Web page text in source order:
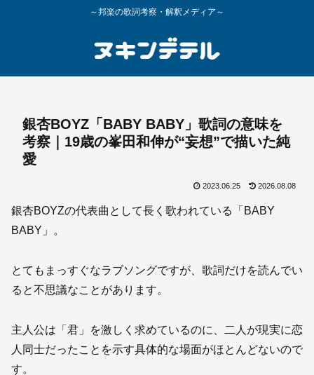
～邦楽の歌詞考察・解釈メディア～
銀杏BOYZ「BABY BABY」歌詞の意味を
考察｜19歳の峯田和伸が“妄想”で描いた純
愛
2023.06.25 2026.08.08
銀杏BOYZの代表曲として長く歌われている「BABY
BABY」。
とてもまっすぐなラブソングですが、歌詞だけを読んでい
ると不思議なことがあります。
主人公は「君」を激しく求めているのに、二人が現実に恋
人同士だったことを示す具体的な場面がほとんどないので
す。